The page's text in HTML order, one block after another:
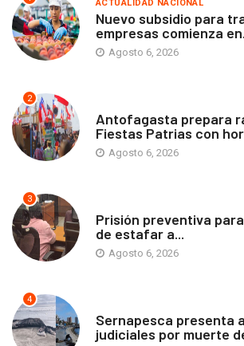
ACTUALIDAD NACIONAL
Nuevo subsidio para
empresas comienza
Agosto 6, 2026
2
Antofagasta prepara
Fiestas Patrias con
Agosto 6, 2026
3
Prisión preventiva
de estafar a...
Agosto 6, 2026
4
Sernapesca presenta
judiciales por muerte